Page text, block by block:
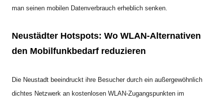
man seinen mobilen Datenverbrauch erheblich senken.
Neustädter Hotspots: Wo WLAN-Alternativen
den Mobilfunkbedarf reduzieren
Die Neustadt beeindruckt ihre Besucher durch ein außergewöhnlich
dichtes Netzwerk an kostenlosen WLAN-Zugangspunkten im